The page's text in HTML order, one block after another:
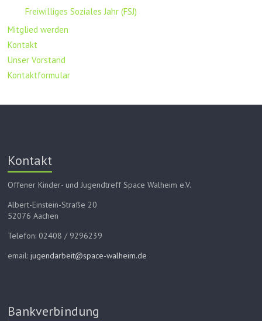
Freiwilliges Soziales Jahr (FSJ)
Mitglied werden
Kontakt
Unser Vorstand
Kontaktformular
Kontakt
Offener Kinder- und Jugendtreff Space Walheim e.V.
Albert-Einstein-Straße 20
52076 Aachen
Telefon: 02408 / 9296239
email:jugendarbeit@space-walheim.de
Bankverbindung